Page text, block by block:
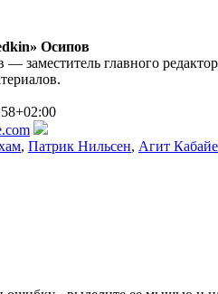
Осипов
заместитель главного
, Патрик Нильсен, Агит